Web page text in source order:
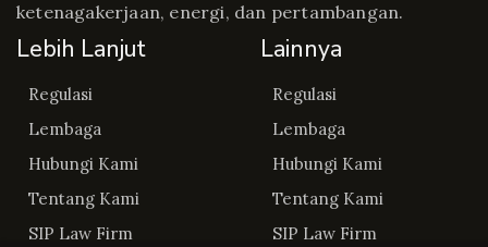
ketenagakerjaan, energi, dan pertambangan.
Lebih Lanjut
Regulasi
Lembaga
Hubungi Kami
Tentang Kami
SIP Law Firm
Lainnya
Regulasi
Lembaga
Hubungi Kami
Tentang Kami
SIP Law Firm